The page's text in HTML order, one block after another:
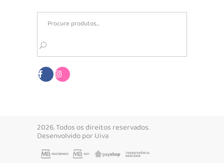
2026. Todos os direitos reservados.
Desenvolvido porUiva